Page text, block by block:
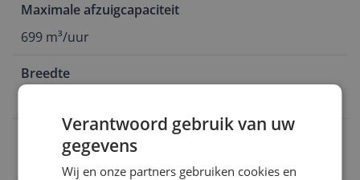
Maximale afzuigcapaciteit
699 m³/uur
Breedte
Verantwoord gebruik van uw
gegevens
Wij en onze partners gebruiken cookies en